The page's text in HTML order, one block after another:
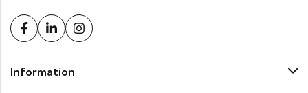
Information